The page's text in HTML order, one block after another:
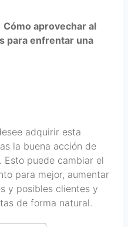
Cómo aprovechar al
para enfrentar una
adquirir esta
la buena acción de
Esto puede cambiar el
para mejor, aumentar
y posibles clientes y
de forma natural.